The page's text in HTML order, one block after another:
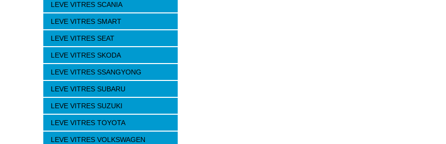
LEVE VITRES SCANIA
LEVE VITRES SMART
LEVE VITRES SEAT
LEVE VITRES SKODA
LEVE VITRES SSANGYONG
LEVE VITRES SUBARU
LEVE VITRES SUZUKI
LEVE VITRES TOYOTA
LEVE VITRES VOLKSWAGEN